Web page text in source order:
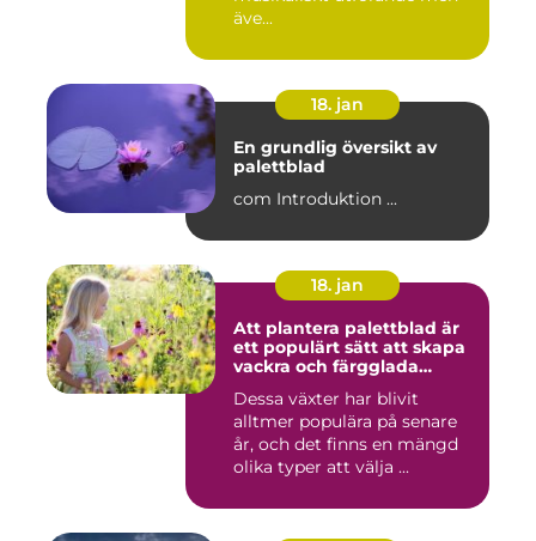
äve...
18. jan
En grundlig översikt av
palettblad
com Introduktion ...
18. jan
Att plantera palettblad är
ett populärt sätt att skapa
vackra och färgglada
inomhusmiljöer
Dessa växter har blivit
alltmer populära på senare
år, och det finns en mängd
olika typer att välja ...